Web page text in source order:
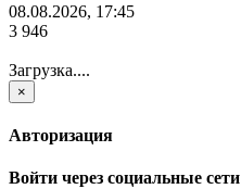
08.08.2026, 17:45
3 946
Загрузка....
×
Авторизация
Войти через социальные сети